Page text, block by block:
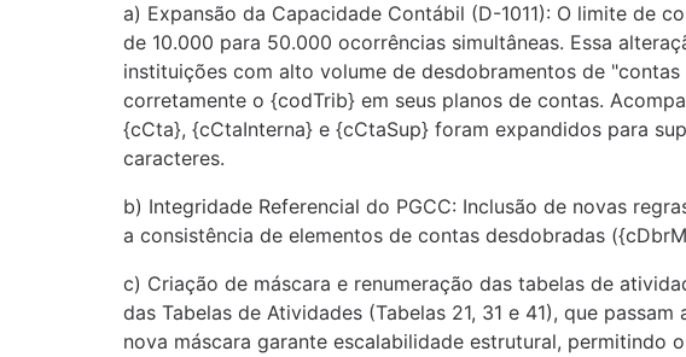
a) Expansão da Capacidade Contábil (D-1011): O limite de
de 10.000 para 50.000 ocorrências simultâneas. Essa
instituições com alto volume de desdobramentos de
corretamente o {codTrib} em seus planos de contas.
{cCta}, {cCtaInterna} e {cCtaSup} foram expandidos para
caracteres.
b) Integridade Referencial do PGCC: Inclusão de novas
a consistência de elementos de contas desdobradas
c) Criação de máscara e renumeração das tabelas de
das Tabelas de Atividades (Tabelas 21, 31 e 41), que
nova máscara garante escalabilidade estrutural, permitindo